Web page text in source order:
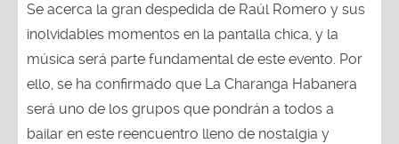
Se acerca la gran despedida de Raúl Romero y sus
inolvidables momentos en la pantalla chica, y la
música será parte fundamental de este evento. Por
ello, se ha confirmado que La Charanga Habanera
será uno de los grupos que pondrán a todos a
bailar en este reencuentro lleno de nostalgia y